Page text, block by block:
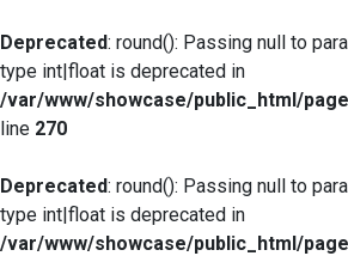
Deprecated: round(): Passing null to
type int|float is deprecated in
/var/www/showcase/public_html/
line 270
Deprecated: round(): Passing null to
type int|float is deprecated in
/var/www/showcase/public_html/